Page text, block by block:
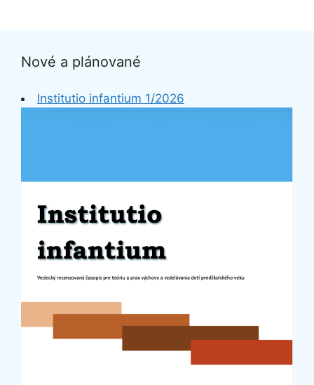
Nové a plánované
Institutio infantium 1/2026